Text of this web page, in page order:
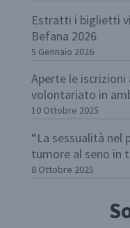
Estratti i biglietti
Befana 2026
5 Gennaio 2026
Aperte le iscrizioni
volontariato in
10 Ottobre 2025
“La sessualità nel
tumore al seno in
8 Ottobre 2025